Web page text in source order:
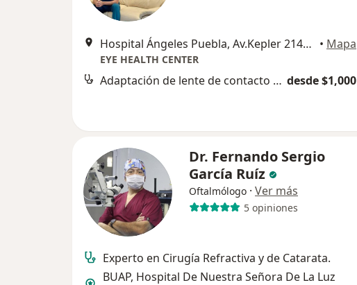
Hospital Ángeles Puebla, Av.Kepler 2143, Torre 1,Piso 16, Consultorio #1686 Col.Reserva Territorial Atlixcáyotl, Puebla • Mapa
EYE HEALTH CENTER
Adaptación de lente de contacto y óptica desde $1,000
Dr. Fernando Sergio
García Ruíz
Oftalmólogo · Ver más
5 opiniones
Experto en Cirugía Refractiva y de Catarata.
BUAP, Hospital De Nuestra Señora De La Luz